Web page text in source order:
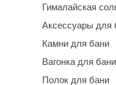
Гималайская
Аксессуары для
Камни для бани
Вагонка для бани
Полок для бани